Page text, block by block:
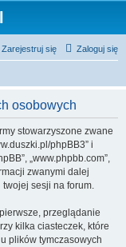
Zaloguj się
Zarejestruj się
osobowych
stowarzyszone zwane
phpBB3” i
„www.phpbb.com”,
zwanymi dalej
twojej sesji na forum.
przeglądanie
kilka ciasteczek, które
plików tymczasowych